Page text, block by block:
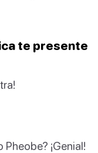
te presente
¡Genial!